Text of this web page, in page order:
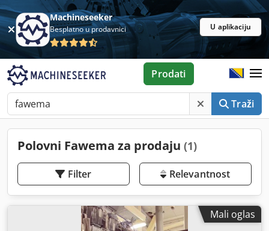
Machineseeker
Besplatno u prodavnici U aplikaciju
Traži
Prodati
Polovni Fawema za prodaju (1)
Filter Relevantnost
Mali oglas